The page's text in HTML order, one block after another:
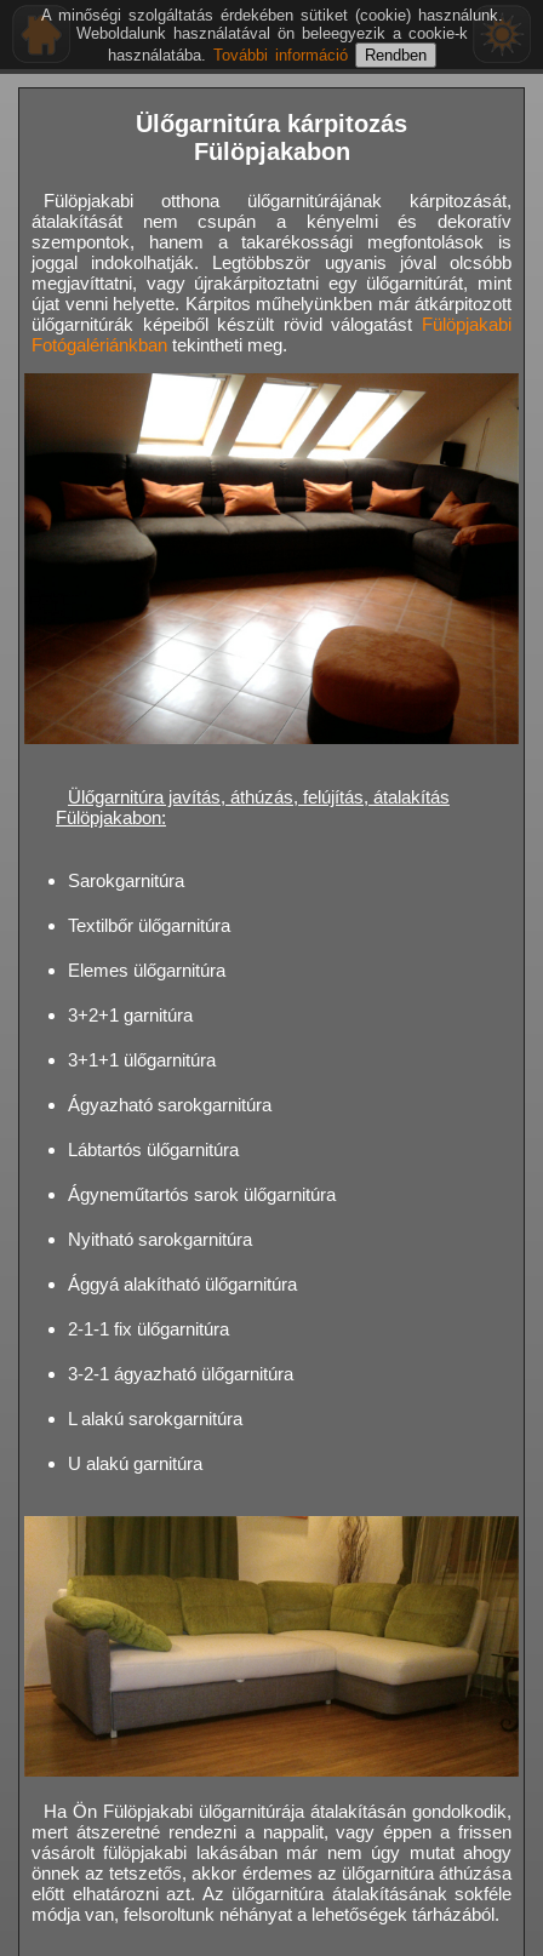
Ülőgarnitúra kárpitozás
Fülöpjakabon
Fülöpjakabi otthona ülőgarnitúrájának kárpitozását,
átalakítását nem csupán a kényelmi és dekoratív
szempontok, hanem a takarékossági megfontolások is
joggal indokolhatják. Legtöbbször ugyanis jóval olcsóbb
megjavíttatni, vagy újrakárpitoztatni egy ülőgarnitúrát, mint
újat venni helyette. Kárpitos műhelyünkben már átkárpitozott
ülőgarnitúrák képeiből készült rövid válogatást Fülöpjakabi
Fotógalériánkban tekintheti meg.
Ülőgarnitúra javítás, áthúzás, felújítás, átalakítás
Fülöpjakabon:
Sarokgarnitúra
Textilbőr ülőgarnitúra
Elemes ülőgarnitúra
3+2+1 garnitúra
3+1+1 ülőgarnitúra
Ágyazható sarokgarnitúra
Lábtartós ülőgarnitúra
Ágyneműtartós sarok ülőgarnitúra
Nyitható sarokgarnitúra
Ággyá alakítható ülőgarnitúra
2-1-1 fix ülőgarnitúra
3-2-1 ágyazható ülőgarnitúra
L alakú sarokgarnitúra
U alakú garnitúra
Ha Ön Fülöpjakabi ülőgarnitúrája átalakításán gondolkodik,
mert átszeretné rendezni a nappalit, vagy éppen a frissen
vásárolt fülöpjakabi lakásában már nem úgy mutat ahogy
önnek az tetszetős, akkor érdemes az ülőgarnitúra áthúzása
előtt elhatározni azt. Az ülőgarnitúra átalakításának sokféle
módja van, felsoroltunk néhányat a lehetőségek tárházából.
A minőségi szolgáltatás érdekében sütiket (cookie) használunk.
Weboldalunk használatával ön beleegyezik a cookie-k
használatába. További információ